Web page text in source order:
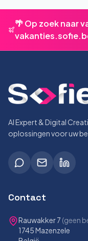
🌴 Op zoek naar
AI Expert & Digital
oplossingen voor uw
Contact
Rauwakker 7 (geen
1745 Mazenzele